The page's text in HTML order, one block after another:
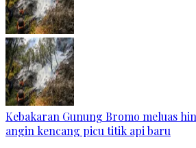
Kebakaran Gunung Bromo meluas
angin kencang picu titik api baru